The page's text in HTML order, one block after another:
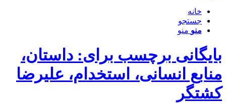
خانه
جستجو
منو منو
بایگانی برچسب برای: داستان،
منابع انسانی، استخدام، علیرضا
کشتگر